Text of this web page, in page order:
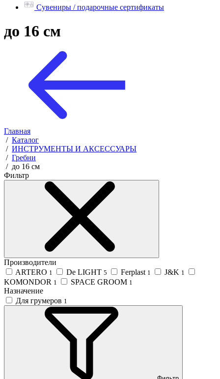
Сувениры / подарочные сертификаты
до 16 см
Главная
/ Каталог
/ ИНСТРУМЕНТЫ И АКСЕССУАРЫ
/ Гребни
/ до 16 см
Фильтр
Производители
ARTERO 1 De LIGHT 5 Ferplast 1 J&K 1
KOMONDOR 1 SPACE GROOM 1
Назначение
Для грумеров 1